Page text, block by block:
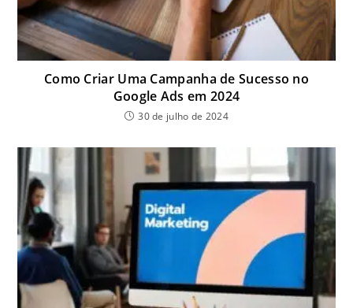
Como Criar Uma Campanha de Sucesso no
Google Ads em 2024
30 de julho de 2024